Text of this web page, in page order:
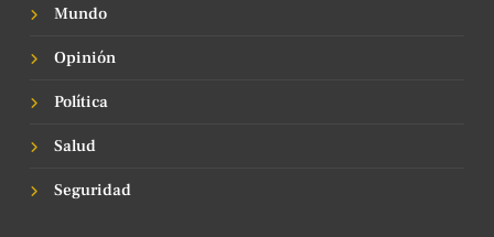
Mundo
Opinión
Política
Salud
Seguridad